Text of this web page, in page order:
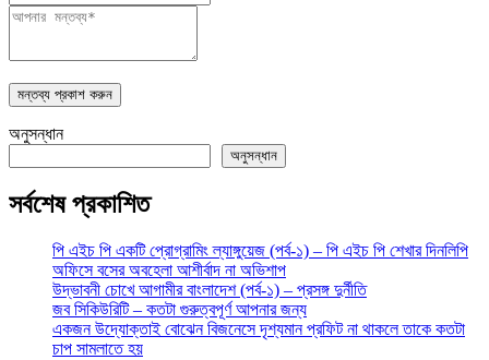
মন্তব্য প্রকাশ করুন
অনুসন্ধান
অনুসন্ধান
সর্বশেষ প্রকাশিত
পি এইচ পি একটি প্রোগ্রামিং ল্যাঙ্গুয়েজ (পর্ব-১) – পি এইচ পি শেখার দিনলিপি
অফিসে বসের অবহেলা আশীর্বাদ না অভিশাপ
উদ্ভাবনী চোখে আগামীর বাংলাদেশ (পর্ব-১) – প্রসঙ্গ দুর্নীতি
জব সিকিউরিটি – কতটা গুরুত্বপূর্ণ আপনার জন্য
একজন উদ্যোক্তাই বোঝেন বিজনেসে দৃশ্যমান প্রফিট না থাকলে তাকে কতটা
চাপ সামলাতে হয়